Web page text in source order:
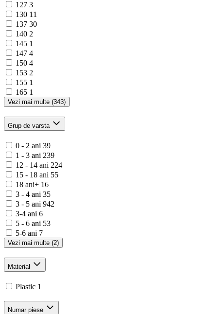
127 3
130 11
137 30
140 2
145 1
147 4
150 4
153 2
155 1
165 1
Vezi mai multe (343)
Grup de varsta
0 - 2 ani 39
1 - 3 ani 239
12 - 14 ani 224
15 - 18 ani 55
18 ani+ 16
3 - 4 ani 35
3 - 5 ani 942
3-4 ani 6
5 - 6 ani 53
5-6 ani 7
Vezi mai multe (2)
Material
Plastic 1
Numar piese